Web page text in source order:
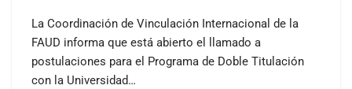
La Coordinación de Vinculación Internacional de la
FAUD informa que está abierto el llamado a
postulaciones para el Programa de Doble Titulación
con la Universidad…